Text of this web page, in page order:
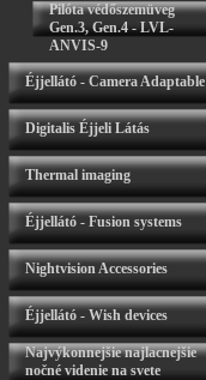
Pilóta védőszemüveg
Gen.3, Gen.4 - LVL-
ANVIS-9
Éjjellátó - Camera Adaptable
Digitalis Éjjeli Látás
Thermal imaging
Éjjellátó - Fusion systems
Nightvision Accessories
Éjjellátó - Wish devices
Najvýkonnejšie najlacnejšie
nočné videnie na svete